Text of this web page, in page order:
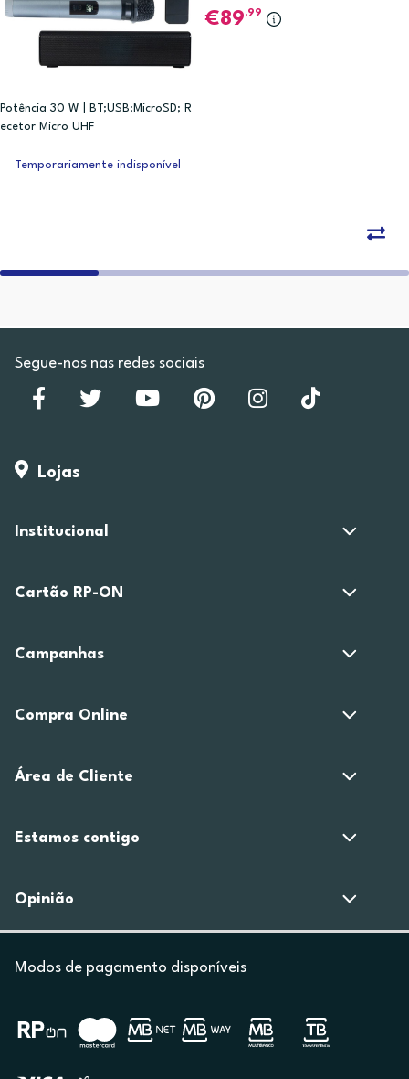
Potência 30 W | BT;USB;MicroSD; R
ecetor Micro UHF
89,99
Temporariamente indisponível
Segue-nos nas redes sociais
Lojas
Institucional
Cartão RP-ON
Campanhas
Compra Online
Área de Cliente
Estamos contigo
Opinião
Modos de pagamento disponíveis